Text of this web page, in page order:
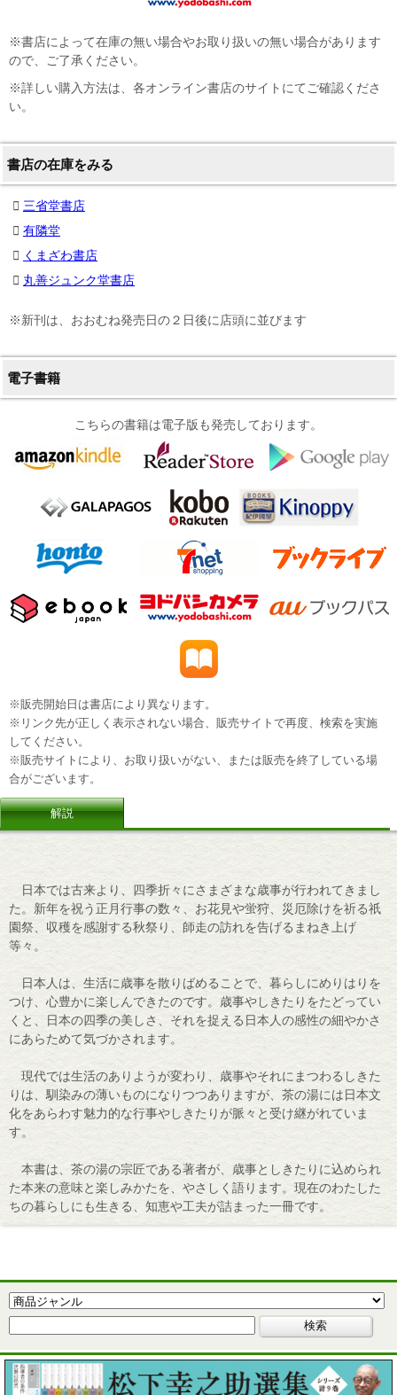
※書店によって在庫の無い場合やお取り扱いの無い場合があります
ので、ご了承ください。
※詳しい購入方法は、各オンライン書店のサイトにてご確認くださ
い。
書店の在庫をみる
三省堂書店
有隣堂
くまざわ書店
丸善ジュンク堂書店
※新刊は、おおむね発売日の２日後に店頭に並びます
電子書籍
こちらの書籍は電子版も発売しております。
※販売開始日は書店により異なります。
※リンク先が正しく表示されない場合、販売サイトで再度、検索を実施
してください。
※販売サイトにより、お取り扱いがない、または販売を終了している場
合がございます。
解説
日本では古来より、四季折々にさまざまな歳事が行われてきまし
た。新年を祝う正月行事の数々、お花見や蛍狩、災厄除けを祈る祇
園祭、収穫を感謝する秋祭り、師走の訪れを告げるまねき上げ
等々。
日本人は、生活に歳事を散りばめることで、暮らしにめりはりを
つけ、心豊かに楽しんできたのです。歳事やしきたりをたどってい
くと、日本の四季の美しさ、それを捉える日本人の感性の細やかさ
にあらためて気づかされます。
現代では生活のありようが変わり、歳事やそれにまつわるしきた
りは、馴染みの薄いものになりつつありますが、茶の湯には日本文
化をあらわす魅力的な行事やしきたりが脈々と受け継がれていま
す。
本書は、茶の湯の宗匠である著者が、歳事としきたりに込められ
た本来の意味と楽しみかたを、やさしく語ります。現在のわたした
ちの暮らしにも生きる、知恵や工夫が詰まった一冊です。